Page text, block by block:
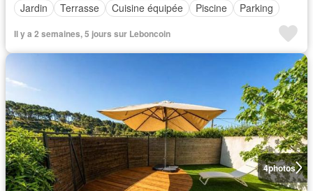
Jardin
Terrasse Cuisine équipée Piscine Parking
Il y a 2 semaines, 5 jours sur Leboncoin
4photos